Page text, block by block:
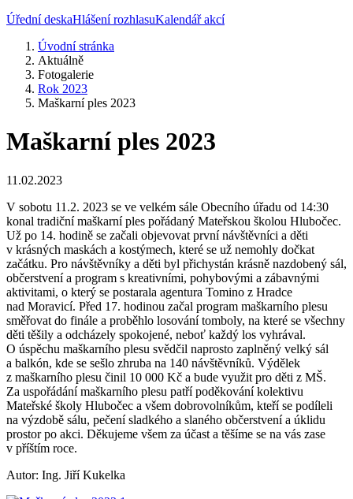
Úřední deskaHlášení rozhlasuKalendář akcí
Úvodní stránka
Aktuálně
Fotogalerie
Rok 2023
Maškarní ples 2023
Maškarní ples 2023
11.02.2023
V sobotu 11.2. 2023 se ve velkém sále Obecního úřadu od 14:30
konal tradiční maškarní ples pořádaný Mateřskou školou Hlubočec.
Už po 14. hodině se začali objevovat první návštěvníci a děti
v krásných maskách a kostýmech, které se už nemohly dočkat
začátku. Pro návštěvníky a děti byl přichystán krásně nazdobený sál,
občerstvení a program s kreativními, pohybovými a zábavnými
aktivitami, o který se postarala agentura Tomino z Hradce
nad Moravicí. Před 17. hodinou začal program maškarního plesu
směřovat do finále a proběhlo losování tomboly, na které se všechny
děti těšily a odcházely spokojené, neboť každý los vyhrával.
O úspěchu maškarního plesu svědčil naprosto zaplněný velký sál
a balkón, kde se sešlo zhruba na 140 návštěvníků. Výdělek
z maškarního plesu činil 10 000 Kč a bude využit pro děti z MŠ.
Za uspořádání maškarního plesu patří poděkování kolektivu
Mateřské školy Hlubočec a všem dobrovolníkům, kteří se podíleli
na výzdobě sálu, pečení sladkého a slaného občerstvení a úklidu
prostor po akci. Děkujeme všem za účast a těšíme se na vás zase
v příštím roce.
Autor: Ing. Jiří Kukelka